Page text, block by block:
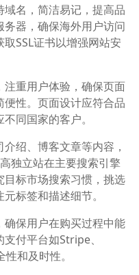
名，简洁易记，提高品
器，确保海外用户访问
SSL证书以增强网站安
重用户体验，确保页面
性。页面设计应符合品
同国家的客户。
绍、博客文章等内容，
独立站在主要搜索引擎
标市场搜索习惯，挑选
标签和描述细节。
保用户在购买过程中能
付平台如Stripe、
和及时性。